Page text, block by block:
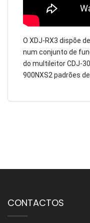
O XDJ-RX3 dispõe
num conjunto de
do multileitor CDJ-
900NXS2 padrões
CONTACTOS